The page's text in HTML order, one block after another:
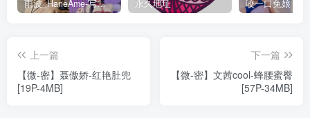
雨波_HaneAme-写真套图合集【持续更新中】 永久地址
上一篇
【微-密】聂傲娇-红艳肚兜
[19P-4MB]
下一篇
【微-密】文茜cool-蜂腰蜜臀
[57P-34MB]